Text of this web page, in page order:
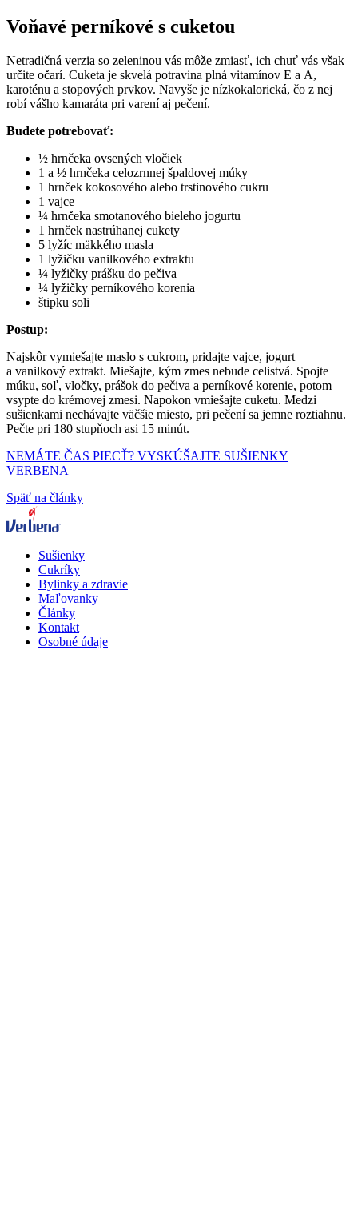
Voňavé perníkové s cuketou
Netradičná verzia so zeleninou vás môže zmiasť, ich chuť vás však
určite očarí. Cuketa je skvelá potravina plná vitamínov E a A,
karoténu a stopových prvkov. Navyše je nízkokalorická, čo z nej
robí vášho kamaráta pri varení aj pečení.
Budete potrebovať:
½ hrnčeka ovsených vločiek
1 a ½ hrnčeka celozrnnej špaldovej múky
1 hrnček kokosového alebo trstinového cukru
1 vajce
¼ hrnčeka smotanového bieleho jogurtu
1 hrnček nastrúhanej cukety
5 lyžíc mäkkého masla
1 lyžičku vanilkového extraktu
¼ lyžičky prášku do pečiva
¼ lyžičky perníkového korenia
štipku soli
Postup:
Najskôr vymiešajte maslo s cukrom, pridajte vajce, jogurt
a vanilkový extrakt. Miešajte, kým zmes nebude celistvá. Spojte
múku, soľ, vločky, prášok do pečiva a perníkové korenie, potom
vsypte do krémovej zmesi. Napokon vmiešajte cuketu. Medzi
sušienkami nechávajte väčšie miesto, pri pečení sa jemne roztiahnu.
Pečte pri 180 stupňoch asi 15 minút.
NEMÁTE ČAS PIECŤ? VYSKÚŠAJTE SUŠIENKY
VERBENA
Späť na články
Sušienky
Cukríky
Bylinky a zdravie
Maľovanky
Články
Kontakt
Osobné údaje